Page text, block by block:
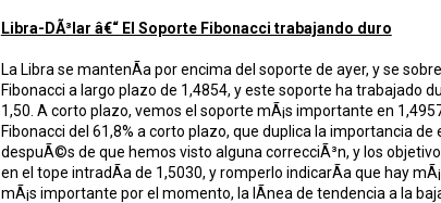
Libra-DÃ³lar â€“ El Soporte Fibonacci trabajando duro
La Libra se mantenÃ­a por encima del soporte de ayer, y se
Fibonacci a largo plazo de 1,4854, y este soporte ha trabajado
1,50. A corto plazo, vemos el soporte mÃ¡s importante en
Fibonacci del 61,8% a corto plazo, que duplica la importancia
despuÃ©s de que hemos visto alguna correcciÃ³n, y los
en el tope intradÃ­a de 1,5030, y romperlo indicarÃ­a que hay
mÃ¡s importante por el momento, la lÃ­nea de tendencia a la